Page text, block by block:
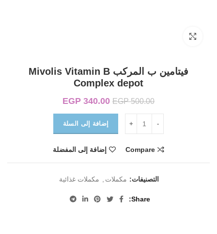
فيتامين ب المركب Mivolis Vitamin B
Complex depot
EGP500.00
السعر الأصلي هو:
EGP 500.00.
EGP 340.00
EGP 340.00.
إضافة إلى السلة
Compare إضافة إلى المفضلة
التصنيفات: مكملات مكملات غذائية
Share